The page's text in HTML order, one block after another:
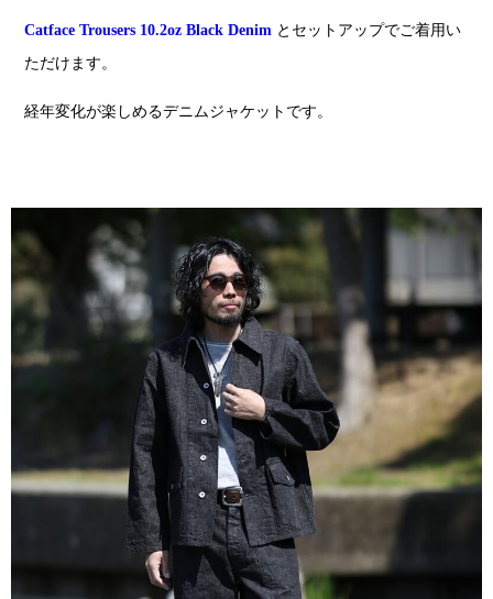
Catface Trousers 10.2oz Black Denim とセットアップでご着用い
ただけます。
経年変化が楽しめるデニムジャケットです。